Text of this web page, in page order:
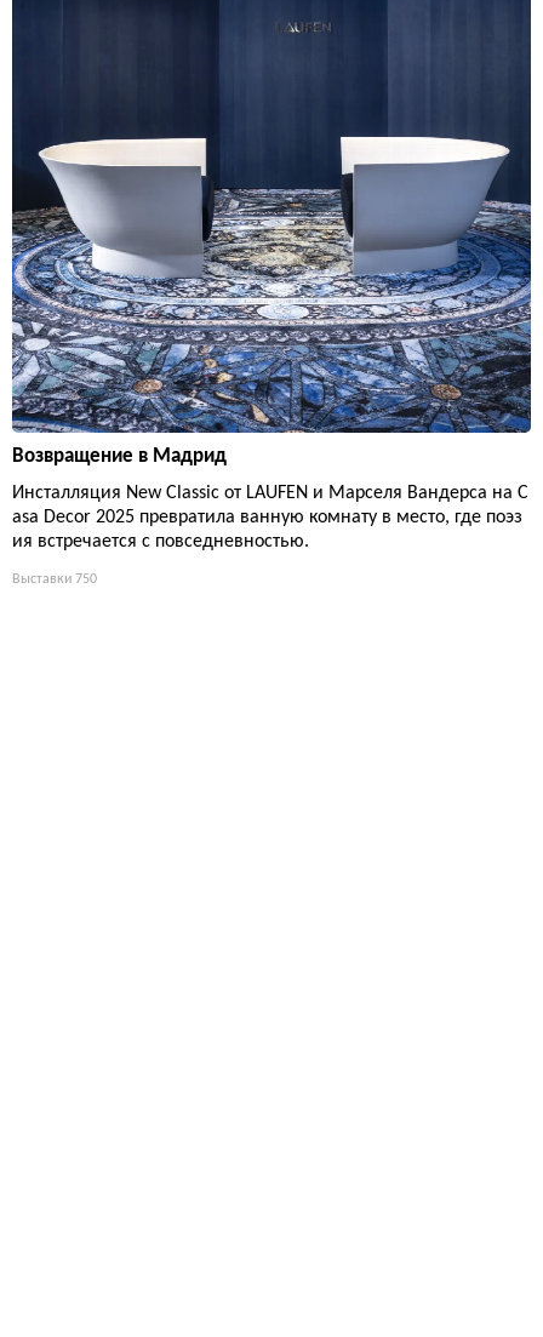
Возвращение в Мадрид
Инсталляция New Classic от LAUFEN и Марселя Вандерса на C
asa Decor 2025 превратила ванную комнату в место, где поэз
ия встречается с повседневностью.
Выставки 750